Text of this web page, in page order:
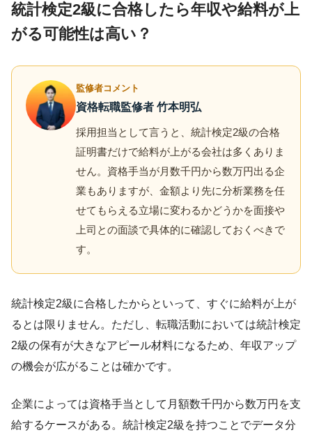
統計検定2級に合格したら年収や給料が上
がる可能性は高い？
監修者コメント
資格転職監修者 竹本明弘
採用担当として言うと、統計検定2級の合格
証明書だけで給料が上がる会社は多くありま
せん。資格手当が月数千円から数万円出る企
業もありますが、金額より先に分析業務を任
せてもらえる立場に変わるかどうかを面接や
上司との面談で具体的に確認しておくべきで
す。
統計検定2級に合格したからといって、すぐに給料が上が
るとは限りません。ただし、転職活動においては統計検定
2級の保有が大きなアピール材料になるため、年収アップ
の機会が広がることは確かです。
企業によっては資格手当として月額数千円から数万円を支
給するケースがある。統計検定2級を持つことでデータ分